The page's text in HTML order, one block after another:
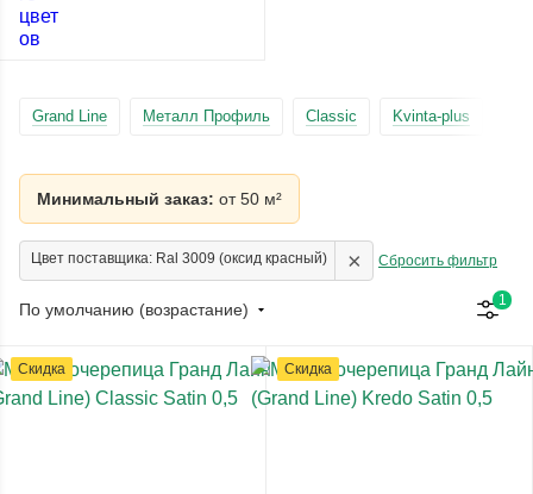
Grand Line Металл Профиль Classic Kvinta-plus
Минимальный заказ: от 50 м²
Цвет поставщика: Ral 3009 (оксид красный) × Сбросить фильтр
По умолчанию (возрастание) 1
Скидка Скидка